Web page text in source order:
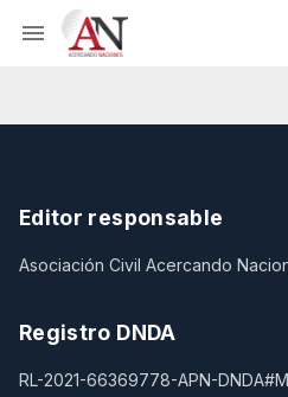
Editor responsable
Asociación Civil Acercando
Registro DNDA
RL-2021-66369778-APN-